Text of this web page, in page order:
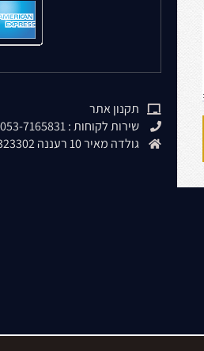
תקנון אתר
שירות לקוחות : 053-7165831
גולדה מאיר 10 רעננה 4323302